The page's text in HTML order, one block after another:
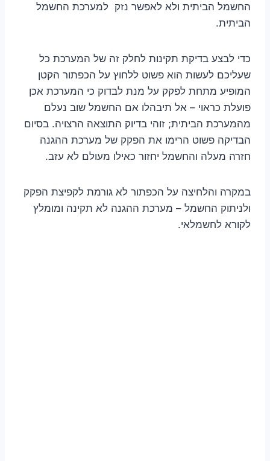
החשמל הביתית ולא לאפשר נזק למערכת החשמל
הביתית.
כדי לבצע בדיקת תקינות לחלק זה של המערכת כל
שעליכם לעשות הוא פשוט ללחוץ על הכפתור הקטן
המופיע מתחת לפקק על מנת לבדוק כי המערכת אכן
פועלת כראוי – אל תיבהלו אם החשמל שוב נעלם
מהמערכת הביתית; זוהי בדיוק התוצאה הרצויה. בסיום
הבדיקה פשוט הרימו את הפקק של מערכת ההגנה
חזרה מעלה והחשמל יחזור כאילו מעולם לא עזב.
במקרה והלחיצה על הכפתור לא גורמת לקפיצת הפקק
ולניתוק החשמל – מערכת ההגנה לא תקינה ומומלץ
לקורא לחשמלאי.